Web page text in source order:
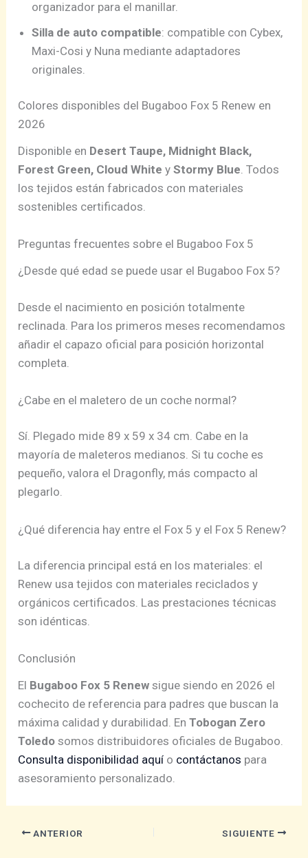
organizador para el manillar.
Silla de auto compatible: compatible con Cybex,
Maxi-Cosi y Nuna mediante adaptadores
originales.
Colores disponibles del Bugaboo Fox 5 Renew en
2026
Disponible en Desert Taupe, Midnight Black,
Forest Green, Cloud White yStormy Blue. Todos
los tejidos están fabricados con materiales
sostenibles certificados.
Preguntas frecuentes sobre el Bugaboo Fox 5
¿Desde qué edad se puede usar el Bugaboo Fox 5?
Desde el nacimiento en posición totalmente
reclinada. Para los primeros meses recomendamos
añadir el capazo oficial para posición horizontal
completa.
¿Cabe en el maletero de un coche normal?
Sí. Plegado mide 89 x 59 x 34 cm. Cabe en la
mayoría de maleteros medianos. Si tu coche es
pequeño, valora el Dragonfly, más compacto al
plegarlo.
¿Qué diferencia hay entre el Fox 5 y el Fox 5 Renew?
La diferencia principal está en los materiales: el
Renew usa tejidos con materiales reciclados y
orgánicos certificados. Las prestaciones técnicas
son idénticas.
Conclusión
El Bugaboo Fox 5 Renew sigue siendo en 2026 el
cochecito de referencia para padres que buscan la
máxima calidad y durabilidad. EnTobogan Zero
Toledo somos distribuidores oficiales de Bugaboo.
Consulta disponibilidad aquí o contáctanos para
asesoramiento personalizado.
ANTERIOR SIGUIENTE